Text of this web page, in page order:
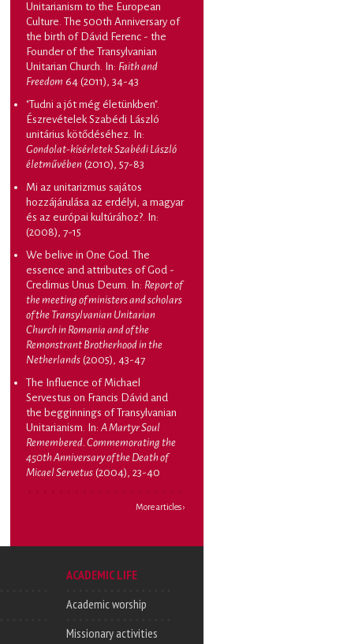
Unitarianism to the European
Culture. The 500th Anniversary of
the birth of Dávid Ferenc - the
Founder of the Transylvanian
Unitarian Church. In: Faith and
Freedom 64 (2011), 34-43
"Tudni a jót még életünkben".
Észrevételek Szabédi László
unitárius kötődéséhez. In:
Gondolat-kísérletek Szabédi László
életművében (2010), 57-83
Mi az unitarizmus sajátos
hozzájárulása az erdélyi, a magyar
és az európai kultúrához?. In:
(2008), 7-15
We belive in One God. The
essence and attributes of God -
Credimus Unus Deum. In: Report of
the meeting of ministers and scholars
of the Transylvanian Unitarian
Church in Romania and of the
Remonstrant Brotherhood in the
Netherlands (2005), 43-47
The Influence of Michael
Servestus on Francis Dávid and
the begginnings of Transylvanian
Unitarianism. In: A Martyr Soul
Remembered. Commemorating the
450th Anniversary of the Death of
Micael Servetus (2004), 23-40
More articles ›
ACADEMIC LIFE
Academic worship
Missionary activities